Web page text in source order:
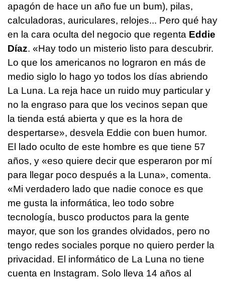
apagón de hace un año fue un bum), pilas,
calculadoras, auriculares, relojes... Pero qué hay
en la cara oculta del negocio que regenta Eddie
Díaz. «Hay todo un misterio listo para descubrir.
Lo que los americanos no lograron en más de
medio siglo lo hago yo todos los días abriendo
La Luna. La reja hace un ruido muy particular y
no la engraso para que los vecinos sepan que
la tienda está abierta y que es la hora de
despertarse», desvela Eddie con buen humor.
El lado oculto de este hombre es que tiene 57
años, y «eso quiere decir que esperaron por mí
para llegar poco después a la Luna», comenta.
«Mi verdadero lado que nadie conoce es que
me gusta la informática, leo todo sobre
tecnología, busco productos para la gente
mayor, que son los grandes olvidados, pero no
tengo redes sociales porque no quiero perder la
privacidad. El informático de La Luna no tiene
cuenta en Instagram. Solo lleva 14 años al